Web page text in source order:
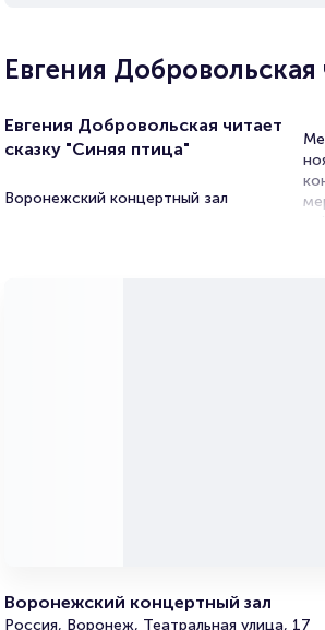
Евгения
Евгения Добровольская читает
сказку "Синяя птица"
Воронежский концертный зал
Воронежский концертный зал
Россия, Воронеж, Театральная улица, 17